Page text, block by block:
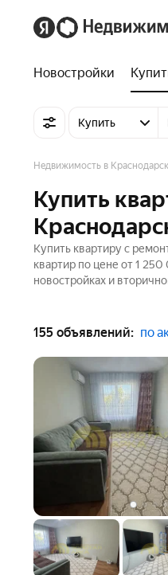
Новостройки
Купить
Недвижимость в
Купить
Купить квартиру с
квартир по цене от 1
новостройках и
155 объявлений: по